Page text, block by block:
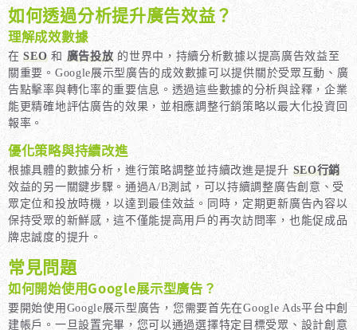
如何透過分析提升廣告效益？
理解成效數據
在SEO和 廣告投放 的世界中，持續分析數據以提高廣告效益至
關重要。Google展示型廣告的成效數據可以提供關於受眾互動、廣
告點擊率與轉化率的重要信息。透過這些數據的分析與詮釋，企業
能更精確地評估廣告的效果，並相應調整行銷策略以最大化投資回
報率。
優化策略與持續改進
根據具體的數據分析，進行策略調整並持續改進是提升 SEO行銷
效益的另一關鍵步驟。通過A/B測試，可以持續調整廣告創意、受
眾定位和投放時機，以達到最佳效益。同時，定期更新廣告內容以
保持受眾的新鮮感，這不僅能提高用戶的再次訪問率，也能促成品
牌忠誠度的提升。
常見問題
如何開始使用Google展示型廣告？
要開始使用Google展示型廣告，您需要首先在Google Ads平台中創
建帳戶。一旦設置完畢，您可以通過選擇特定目標受眾、設計創意